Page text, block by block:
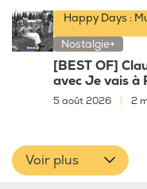
Happy Days :
Nostalgie+
[BEST OF]
avec Je vais à
5 août 2026 2
Voir plus